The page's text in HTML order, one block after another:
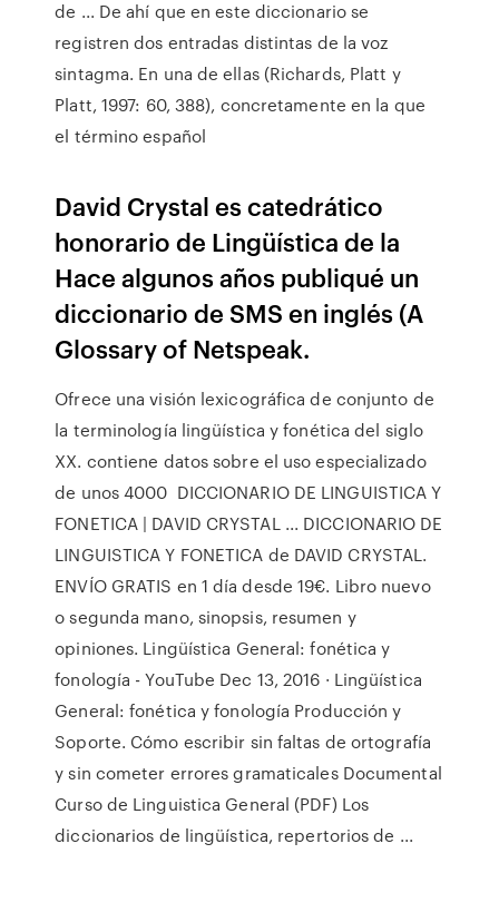
de ... De ahí que en este diccionario se
registren dos entradas distintas de la voz
sintagma. En una de ellas (Richards, Platt y
Platt, 1997: 60, 388), concretamente en la que
el término español
David Crystal es catedrático
honorario de Lingüística de la
Hace algunos años publiqué un
diccionario de SMS en inglés (A
Glossary of Netspeak.
Ofrece una visión lexicográfica de conjunto de
la terminología lingüística y fonética del siglo
XX. contiene datos sobre el uso especializado
de unos 4000 DICCIONARIO DE LINGUISTICA Y
FONETICA | DAVID CRYSTAL ... DICCIONARIO DE
LINGUISTICA Y FONETICA de DAVID CRYSTAL.
ENVÍO GRATIS en 1 día desde 19€. Libro nuevo
o segunda mano, sinopsis, resumen y
opiniones. Lingüística General: fonética y
fonología - YouTube Dec 13, 2016 · Lingüística
General: fonética y fonología Producción y
Soporte. Cómo escribir sin faltas de ortografía
y sin cometer errores gramaticales Documental
Curso de Linguistica General (PDF) Los
diccionarios de lingüística, repertorios de ...